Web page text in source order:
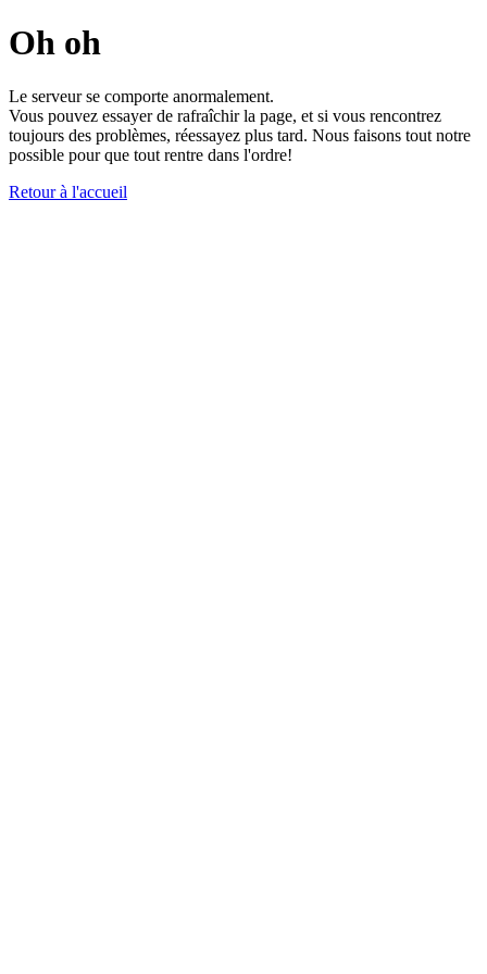
Oh oh
Le serveur se comporte anormalement.
Vous pouvez essayer de rafraîchir la page, et si vous rencontrez
toujours des problèmes, réessayez plus tard. Nous faisons tout notre
possible pour que tout rentre dans l'ordre!
Retour à l'accueil